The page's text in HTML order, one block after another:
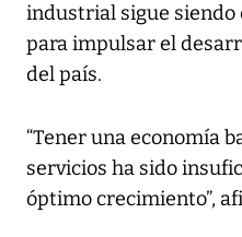
industrial sigue siendo
para impulsar el
del país.
“Tener una economía
servicios ha sido
óptimo crecimiento”,